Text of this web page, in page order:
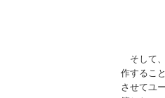
そして
作するこ
させてユ